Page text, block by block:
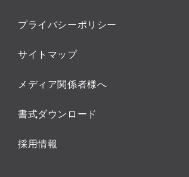
プライバシーポリシー
サイトマップ
メディア関係者様へ
書式ダウンロード
採用情報